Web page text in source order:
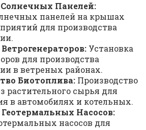
Солнечных Панелей:
панелей на крышах
для производства
Установка
для производства
в ветреных районах.
Биотоплива: Производство
растительного сырья для
в автомобилях и котельных.
Геотермальных Насосов:
насосов для